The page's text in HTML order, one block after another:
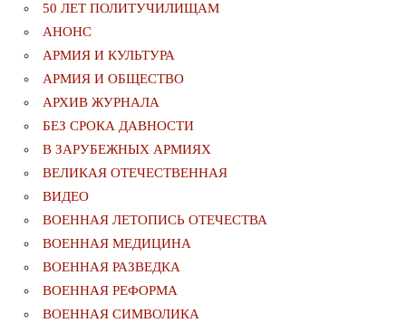
50 ЛЕТ ПОЛИТУЧИЛИЩАМ
АНОНС
АРМИЯ И КУЛЬТУРА
АРМИЯ И ОБЩЕСТВО
АРХИВ ЖУРНАЛА
БЕЗ СРОКА ДАВНОСТИ
В ЗАРУБЕЖНЫХ АРМИЯХ
ВЕЛИКАЯ ОТЕЧЕСТВЕННАЯ
ВИДЕО
ВОЕННАЯ ЛЕТОПИСЬ ОТЕЧЕСТВА
ВОЕННАЯ МЕДИЦИНА
ВОЕННАЯ РАЗВЕДКА
ВОЕННАЯ РЕФОРМА
ВОЕННАЯ СИМВОЛИКА